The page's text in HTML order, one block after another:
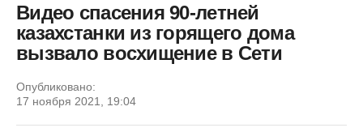
Видео спасения 90-летней
казахстанки из горящего дома
вызвало восхищение в Сети
Опубликовано:
17 ноября 2021, 19:04